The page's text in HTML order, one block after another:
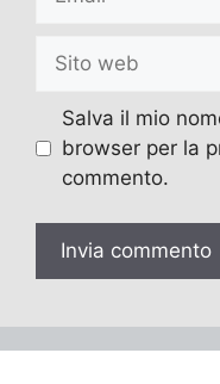
web
Salva il mio
browser per la
commento.